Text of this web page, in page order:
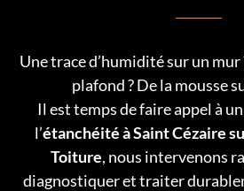
Une trace d’humidité sur un
plafond ? De la mousse
Il est temps de faire appel à
l’étanchéité à Saint Cézaire
Toiture, nous intervenons
diagnostiquer et traiter